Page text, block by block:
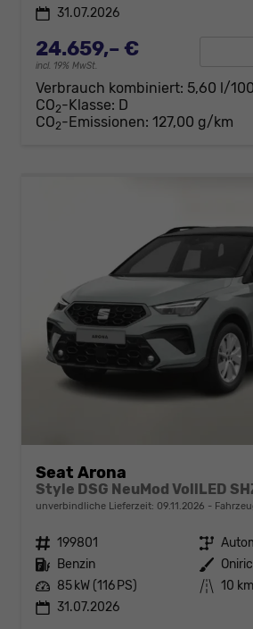
31.07.2026
24.659,– €
incl. 19% MwSt.
Verbrauch kombiniert: 5,60 l/
CO2-Klasse: D
CO2-Emissionen: 127,00 g/km
Seat Arona
unverbindliche Lieferzeit: 09.11.2026
Fahrzeugnr. 199801 Getriebe
Kraftstoff Benzin Außenfarbe
Leistung 85 kW (116 PS) Kilometerstand 10 km
31.07.2026